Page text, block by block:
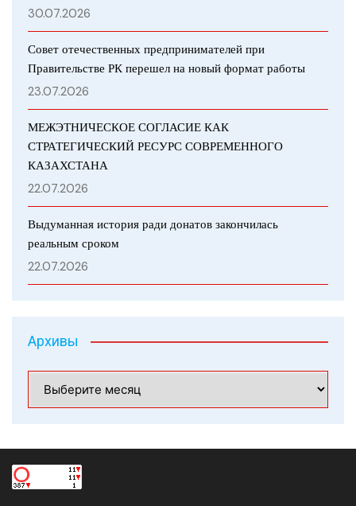
30.07.2026
Совет отечественных предпринимателей при
Правительстве РК перешел на новый формат работы
23.07.2026
МЕЖЭТНИЧЕСКОЕ СОГЛАСИЕ КАК
СТРАТЕГИЧЕСКИЙ РЕСУРС СОВРЕМЕННОГО
КАЗАХСТАНА
22.07.2026
Выдуманная история ради донатов закончилась
реальным сроком
22.07.2026
Архивы